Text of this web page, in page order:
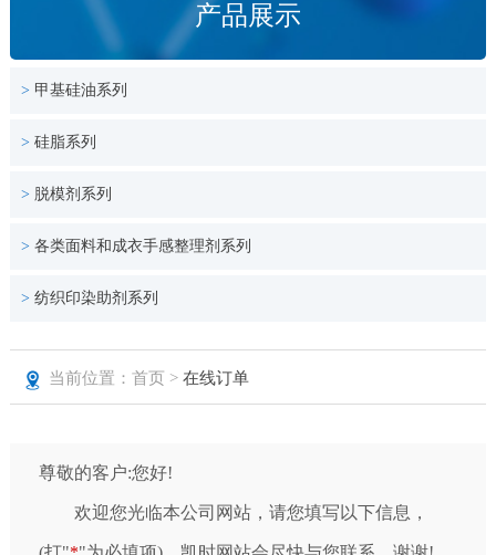
产品展示
> 甲基硅油系列
> 硅脂系列
> 脱模剂系列
> 各类面料和成衣手感整理剂系列
> 纺织印染助剂系列
当前位置：首页 > 在线订单
尊敬的客户:您好!
欢迎您光临本公司网站，请您填写以下信息，